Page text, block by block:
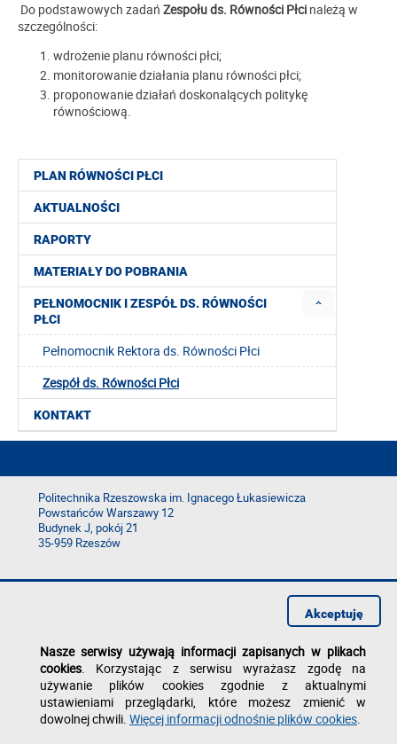
PLAN RÓWNOŚCI PŁCI
AKTUALNOŚCI
RAPORTY
MATERIAŁY DO POBRANIA
PEŁNOMOCNIK I ZESPÓŁ DS. RÓWNOŚCI
PŁCI
Pełnomocnik Rektora ds. Równości Płci
Zespół ds. Równości Płci
KONTAKT
Do podstawowych zadań Zespołu ds. Równości Płci należą w
szczególności:
wdrożenie planu równości płci;
monitorowanie działania planu równości płci;
proponowanie działań doskonalących politykę
równościową.
Politechnika Rzeszowska im. Ignacego Łukasiewicza
Powstańców Warszawy 12
Budynek J, pokój 21
35-959 Rzeszów
Deklaracja dostępności
Nasze serwisy używają informacji zapisanych w plikach
cookies. Korzystając z serwisu wyrażasz zgodę na
używanie plików cookies zgodnie z aktualnymi
ustawieniami przeglądarki, które możesz zmienić w
dowolnej chwili. Więcej informacji odnośnie plików cookies.
Akceptuję